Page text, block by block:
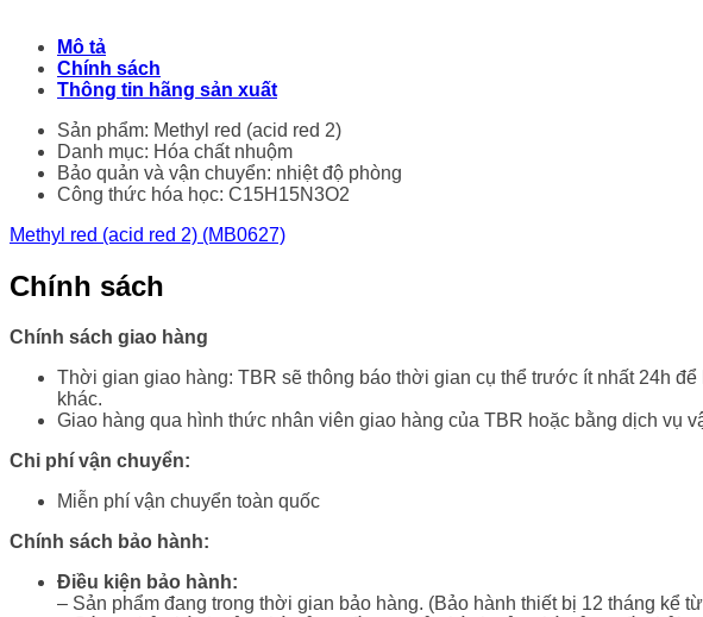
Mô tả
Chính sách
Thông tin hãng sản xuất
Sản phẩm: Methyl red (acid red 2)
Danh mục: Hóa chất nhuộm
Bảo quản và vận chuyển: nhiệt độ phòng
Công thức hóa học: C15H15N3O2
Methyl red (acid red 2) (MB0627)
Chính sách
Chính sách giao hàng
Thời gian giao hàng: TBR sẽ thông báo thời gian cụ thể trước ít nhất 24h
khác.
Giao hàng qua hình thức nhân viên giao hàng của TBR hoặc bằng dịch vụ
Chi phí vận chuyển:
Miễn phí vận chuyển toàn quốc
Chính sách bảo hành:
Điều kiện bảo hành:
– Sản phẩm đang trong thời gian bảo hàng. (Bảo hành thiết bị 12 tháng kể